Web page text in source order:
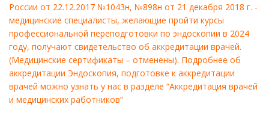
России от 22.12.2017 №1043н, №898н от 21 декабря 2018 г. -
медицинские специалисты, желающие пройти курсы
профессиональной переподготовки по эндоскопии в 2024
году, получают свидетельство об аккредитации врачей.
(Медицинские сертификаты – отменены). Подробнее об
аккредитации Эндоскопия, подготовке к аккредитации
врачей можно узнать у нас в разделе “Аккредитация врачей
и медицинских работников”